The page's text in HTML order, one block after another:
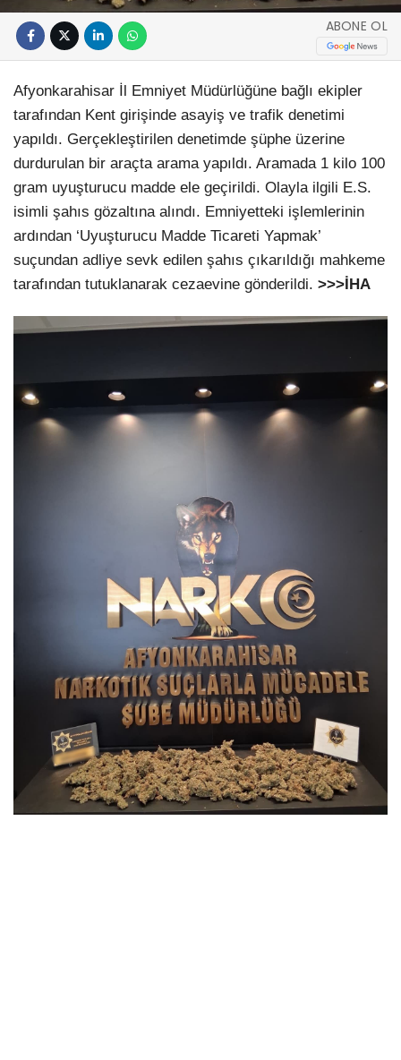
ABONE OL
Afyonkarahisar İl Emniyet Müdürlüğüne bağlı ekipler
tarafından Kent girişinde asayiş ve trafik denetimi
yapıldı. Gerçekleştirilen denetimde şüphe üzerine
durdurulan bir araçta arama yapıldı. Aramada 1 kilo 100
gram uyuşturucu madde ele geçirildi. Olayla ilgili E.S.
isimli şahıs gözaltına alındı. Emniyetteki işlemlerinin
ardından ‘Uyuşturucu Madde Ticareti Yapmak’
suçundan adliye sevk edilen şahıs çıkarıldığı mahkeme
tarafından tutuklanarak cezaevine gönderildi. >>>İHA